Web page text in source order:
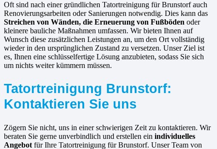
Oft sind nach einer gründlichen Tatortreinigung für Brunstorf auch
Renovierungsarbeiten oder Sanierungen notwendig. Dies kann das
Streichen von Wänden, die Erneuerung von Fußböden oder
kleinere bauliche Maßnahmen umfassen. Wir bieten Ihnen auf
Wunsch diese zusätzlichen Leistungen an, um den Ort vollständig
wieder in den ursprünglichen Zustand zu versetzen. Unser Ziel ist
es, Ihnen eine schlüsselfertige Lösung anzubieten, sodass Sie sich
um nichts weiter kümmern müssen.
Tatortreinigung Brunstorf:
Kontaktieren Sie uns
Zögern Sie nicht, uns in einer schwierigen Zeit zu kontaktieren. Wir
beraten Sie gerne unverbindlich und erstellen ein individuelles
Angebot für Ihre Tatortreinigung für Brunstorf. Unser Team von